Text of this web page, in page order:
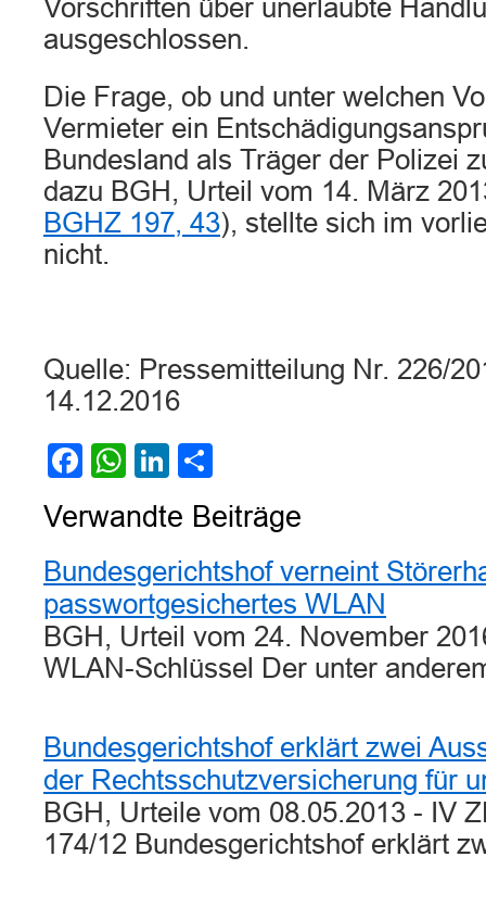
Vorschriften über unerlaubte
ausgeschlossen.
Die Frage, ob und unter welchen
Vermieter ein
Bundesland als Träger der Polizei
dazu BGH, Urteil vom 14. März
BGHZ 197, 43), stellte sich im
nicht.
Quelle: Pressemitteilung Nr. 226/
14.12.2016
Facebook
WhatsApp
LinkedIn
Verwandte Beiträge
Bundesgerichtshof verneint
passwortgesichertes WLAN
BGH, Urteil vom 24. November
WLAN-Schlüssel Der unter
Bundesgerichtshof erklärt zwei
der Rechtsschutzversicherung für
BGH, Urteile vom 08.05.2013 - IV
174/12 Bundesgerichtshof erklärt